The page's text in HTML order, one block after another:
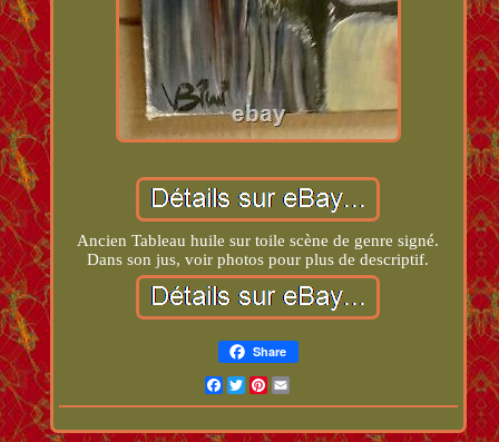
Ancien Tableau huile sur toile scène de genre signé.
Dans son jus, voir photos pour plus de descriptif.
Share
Facebook
TwitterPinterest